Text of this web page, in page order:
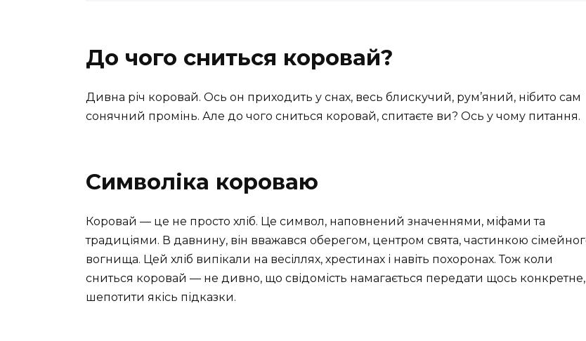
До чого сниться коровай?
Дивна річ коровай. Ось он приходить у снах, весь блискучий, рум’яний, нібито сам
сонячний промінь. Але до чого сниться коровай, спитаєте ви? Ось у чому питання.
Символіка короваю
Коровай — це не просто хліб. Це символ, наповнений значеннями, міфами та
традиціями. В давнину, він вважався оберегом, центром свята, частинкою
вогнища. Цей хліб випікали на весіллях, хрестинах і навіть похоронах. Тож коли
сниться коровай — не дивно, що свідомість намагається передати щось конкретне,
шепотити якісь підказки.